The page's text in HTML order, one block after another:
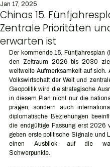
Chinas 15.
Zentrale Prioritäten
erwarten ist
Jan 17, 2025
Der kommende 15. Fünfjahresplan
den Zeitraum 2026 bis 2030
weltweite Aufmerksamkeit auf sich.
Volkswirtschaft der Welt und
Geopolitik wird die strategische
in diesem Plan nicht nur die
prägen, sondern auch
diplomatische Beziehungen
die endgültige Fassung erst 2026
geben erste politische Signale und
einen Ausblick auf die
Schwerpunkte.